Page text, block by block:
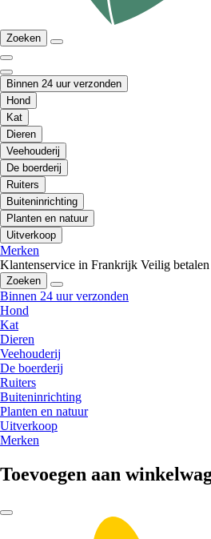
Zoeken
Binnen 24 uur verzonden
Hond
Kat
Dieren
Veehouderij
De boerderij
Ruiters
Buiteninrichting
Planten en natuur
Uitverkoop
Merken
Klantenservice in Frankrijk Veilig betalen
Zoeken
Binnen 24 uur verzonden
Hond
Kat
Dieren
Veehouderij
De boerderij
Ruiters
Buiteninrichting
Planten en natuur
Uitverkoop
Merken
Toevoegen aan